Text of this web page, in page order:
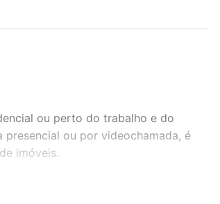
ou perto do trabalho e do
ou por videochamada, é
imóveis.